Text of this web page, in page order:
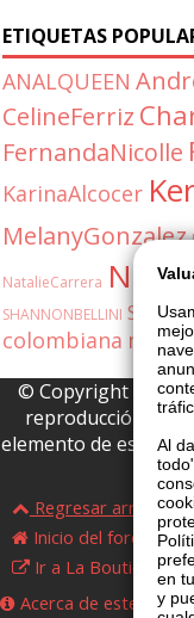
ETIQUETAS
ANALQUEEN
CelineFerriz
FernandaNicolle
KarinaAlcocer
MelanyGonzalez
NatalieCarrera
SHANNONBELLINI
colombiana milf
© Copyright 2026
reproducción
elemento de este
Regresar arriba
Inicio del foro
Ir a La Boutique VIP
Acerca de este foro
Al
en
y